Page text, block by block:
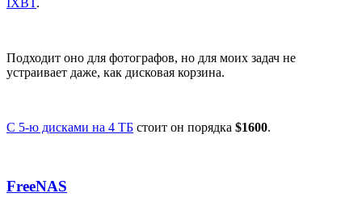
IXBT .
Подходит оно для фотографов, но для моих задач не
устраивает даже, как дисковая корзина.
С 5-ю дисками на 4 ТБ стоит он порядка $1600.
FreeNAS